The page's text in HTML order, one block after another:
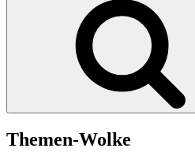
Themen-Wolke